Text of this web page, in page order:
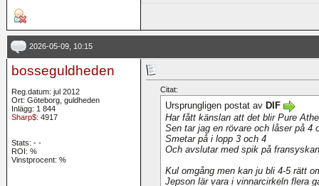
2026-05-09, 10:15
bosseguldheden
Reg.datum: jul 2012
Ort: Göteborg, guldheden
Inlägg: 1 844
Sharp$: 4917
Stats: - -
ROI: %
Vinstprocent: %
Citat:
Ursprungligen postat av DIF
Har fått känslan att det blir Pure
Sen tar jag en rövare och låser på 4
Smetar på i lopp 3 och 4
Och avslutar med spik på
Kul omgång men kan ju bli 4-5 rätt
Jepson lär vara i vinnarcirkeln flera